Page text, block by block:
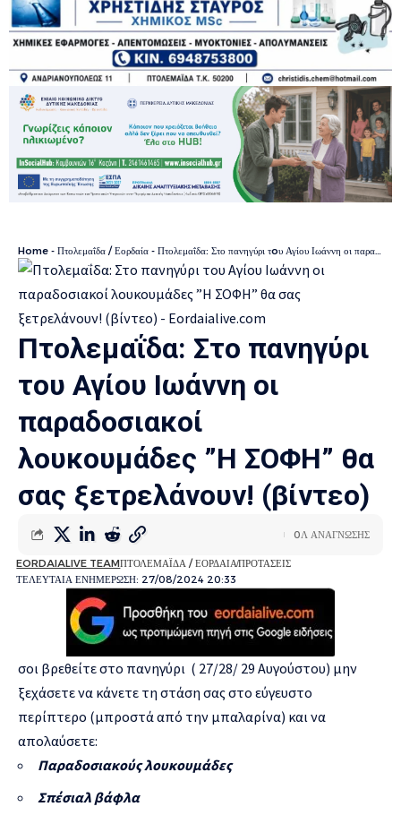
Home - Πτολεμαΐδα / Εορδαία - Πτολεμαΐδα: Στο πανηγύρι τoυ Αγίου Ιωάννη οι παραδοσιακοί λουκουμάδες ”Η ΣΟΦΗ” θα σας ξετρελάνουν! (βίντεο)
Πτολεμαΐδα: Στο πανηγύρι
τoυ Αγίου Ιωάννη οι
παραδοσιακοί
λουκουμάδες ”Η ΣΟΦΗ” θα
σας ξετρελάνουν! (βίντεο)
ΤΕΛΕΥΤΑΙΑ ΕΝΗΜΕΡΩΣΗ: 27/08/2024 20:33
EORDAIALIVE TEAMΠΤΟΛΕΜΑΪΔΑ / ΕΟΡΔΑΙΑΠΡΟΤΑΣΕΙΣ
0Λ ΑΝΑΓΝΩΣΗΣ
σοι βρεθείτε στο πανηγύρι ( 27/28/ 29 Αυγούστου) μην
ξεχάσετε να κάνετε τη στάση σας στο εύγευστο
περίπτερο (μπροστά από την μπαλαρίνα) και να
απολαύσετε:
Παραδοσιακούς λουκουμάδες
Σπέσιαλ βάφλα